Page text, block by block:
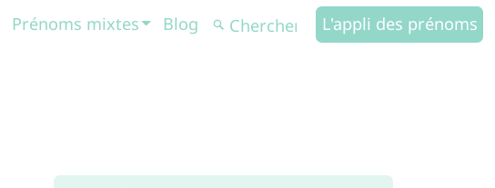
Prénoms mixtes Blog L'appli des prénoms